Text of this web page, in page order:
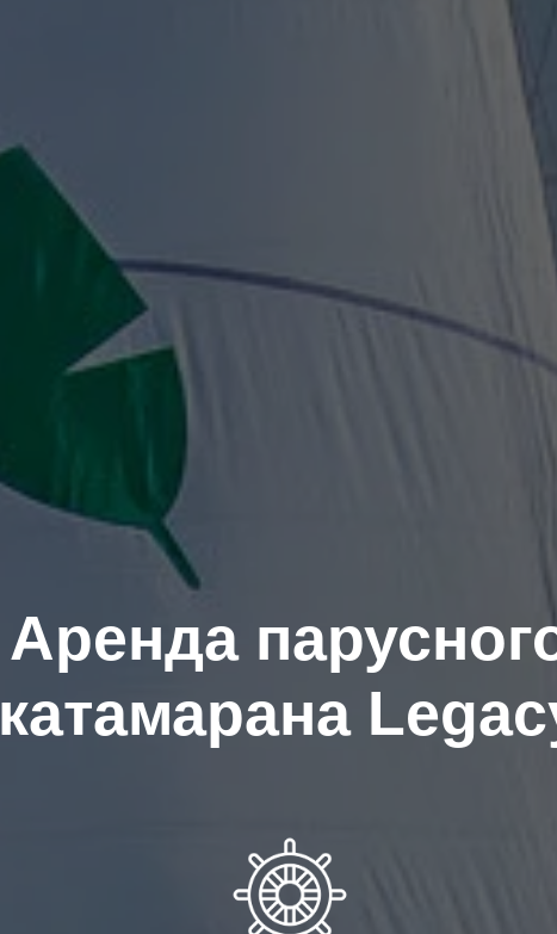
Аренда
катамарана